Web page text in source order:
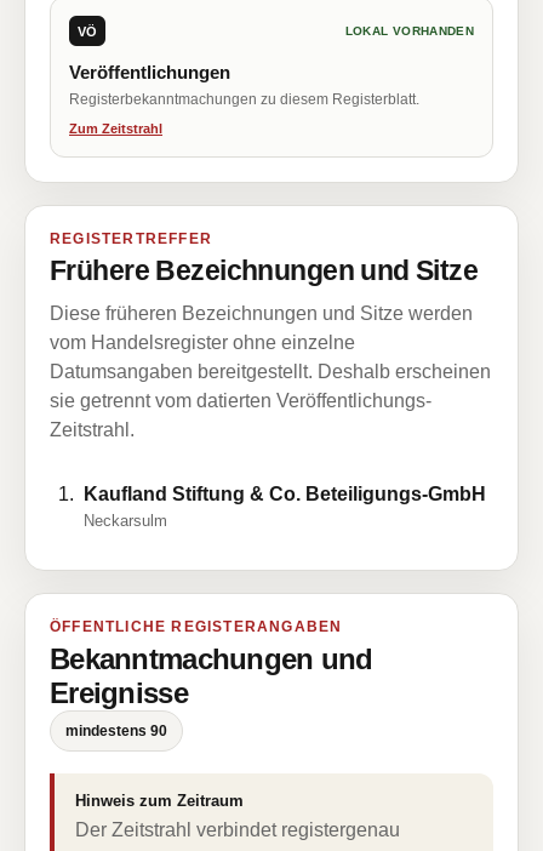
VÖ LOKAL VORHANDEN
Veröffentlichungen
Registerbekanntmachungen zu diesem Registerblatt.
Zum Zeitstrahl
REGISTERTREFFER
Frühere Bezeichnungen und Sitze
Diese früheren Bezeichnungen und Sitze werden
vom Handelsregister ohne einzelne
Datumsangaben bereitgestellt. Deshalb erscheinen
sie getrennt vom datierten Veröffentlichungs-
Zeitstrahl.
Kaufland Stiftung & Co. Beteiligungs-GmbH
Neckarsulm
ÖFFENTLICHE REGISTERANGABEN
Bekanntmachungen und
Ereignisse
mindestens 90
Hinweis zum Zeitraum
Der Zeitstrahl verbindet registergenau